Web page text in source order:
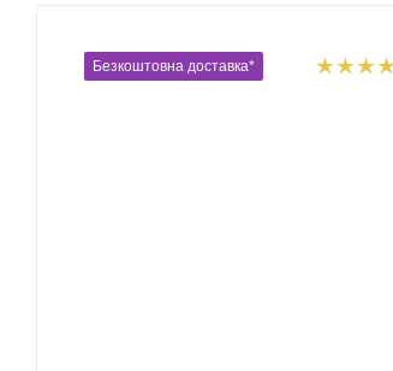
Безкоштовна доставка*